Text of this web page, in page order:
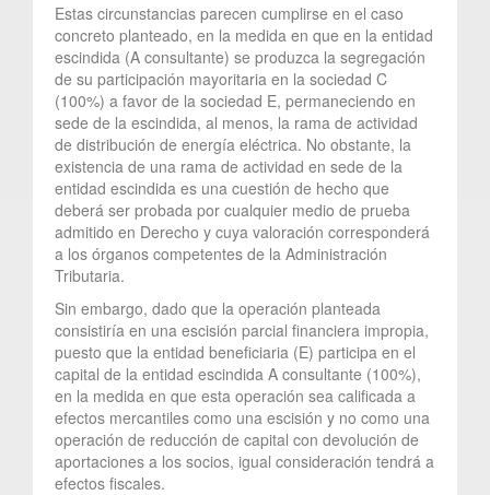
Estas circunstancias parecen cumplirse en el caso
concreto planteado, en la medida en que en la entidad
escindida (A consultante) se produzca la segregación
de su participación mayoritaria en la sociedad C
(100%) a favor de la sociedad E, permaneciendo en
sede de la escindida, al menos, la rama de actividad
de distribución de energía eléctrica. No obstante, la
existencia de una rama de actividad en sede de la
entidad escindida es una cuestión de hecho que
deberá ser probada por cualquier medio de prueba
admitido en Derecho y cuya valoración corresponderá
a los órganos competentes de la Administración
Tributaria.
Sin embargo, dado que la operación planteada
consistiría en una escisión parcial financiera impropia,
puesto que la entidad beneficiaria (E) participa en el
capital de la entidad escindida A consultante (100%),
en la medida en que esta operación sea calificada a
efectos mercantiles como una escisión y no como una
operación de reducción de capital con devolución de
aportaciones a los socios, igual consideración tendrá a
efectos fiscales.